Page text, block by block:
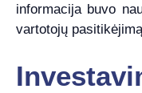
informacija buvo
vartotojų